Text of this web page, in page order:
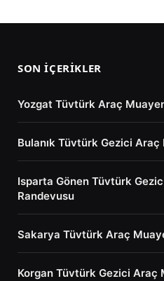
SON İÇERIKLER
Yozgat Tüvtürk Araç
Bulanık Tüvtürk Gezici
Isparta Gönen Tüvtürk
Randevusu
Sakarya Tüvtürk Araç
Korgan Tüvtürk Gezici Araç